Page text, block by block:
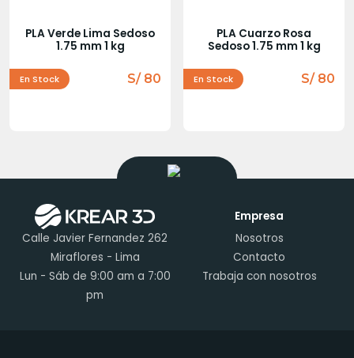
PLA Verde Lima Sedoso
1.75 mm 1 kg
En Stock S/ 80
PLA Cuarzo Rosa
Sedoso 1.75 mm 1 kg
En Stock S/ 80
Calle Javier Fernandez 262
Miraflores - Lima
Lun - Sáb de 9:00 am a 7:00
pm
Empresa
Nosotros
Contacto
Trabaja con nosotros